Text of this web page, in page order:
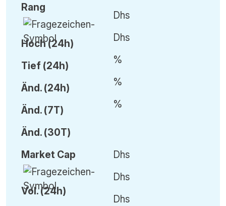
Rang
Hoch (24h)
Tief (24h)
Änd. (24h)
Änd. (7T)
Änd. (30T)
Dhs
Dhs
%
%
%
Market Cap
Vol.(24h)
Dhs
Dhs
Dhs